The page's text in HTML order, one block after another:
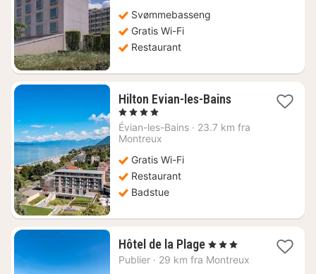
Svømmebasseng
Gratis Wi-Fi
Restaurant
Hilton Evian-les-Bains1
fra
, 4 Stjerner
Évian-les-Bains · 23.7 km fra
Montreux
Gratis Wi-Fi
Restaurant
Badstue
Hôtel de la Plage1
natt
, 3 Stjerner
Publier · 29 km fra Montreux